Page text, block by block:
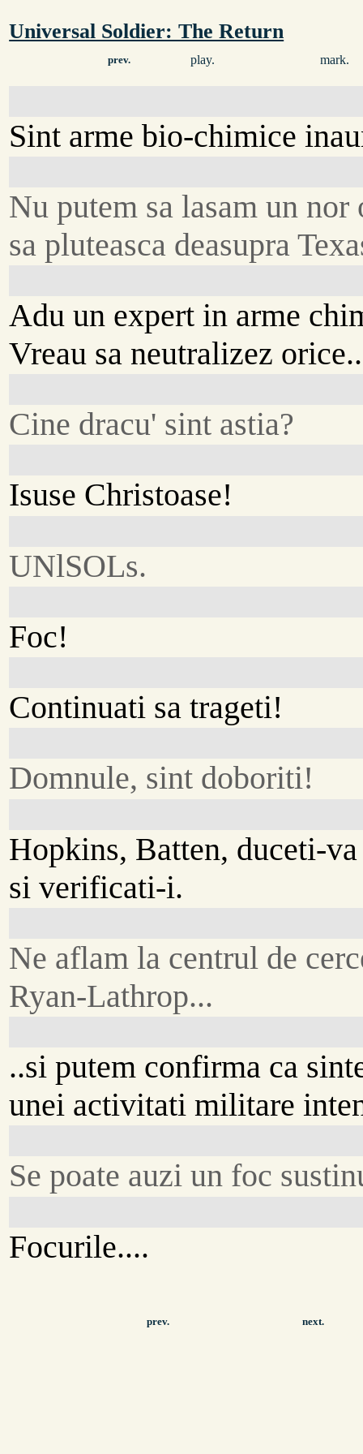
Universal Soldier: The Return
prev. play. mark.
Sint arme bio-chimice
Nu putem sa lasam un
sa pluteasca deasupra
Adu un expert in arme
Vreau sa neutralizez
Cine dracu' sint astia?
Isuse Christoase!
UNlSOLs.
Foc!
Continuati sa trageti!
Domnule, sint doboriti!
Hopkins, Batten, duceti-va
si verificati-i.
Ne aflam la centrul de
Ryan-Lathrop...
..si putem confirma ca
unei activitati militare
Se poate auzi un foc
Focurile....
prev. next.